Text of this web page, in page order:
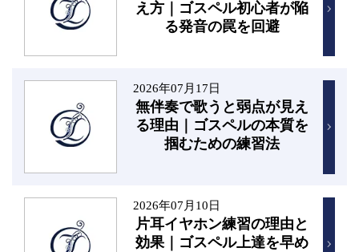
え方｜ゴスペル初心者が陥
る発音の罠を回避
2026年07月17日
無伴奏で歌うと弱点が見え
る理由｜ゴスペルの本質を
掴むための練習法
2026年07月10日
片耳イヤホン練習の理由と
効果｜ゴスペル上達を早め